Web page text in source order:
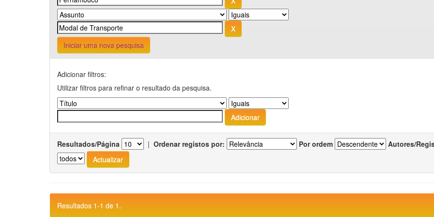
Iniciar uma nova pesquisa
Adicionar filtros:
Utilizar filtros para refinar o resultado da pesquisa.
Resultados/Página | Ordenar registos por: Por ordem Autores/
Resultados 1-1 de 1.